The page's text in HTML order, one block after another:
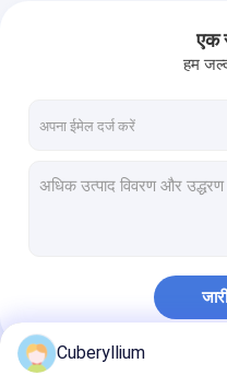
हमारे बारे में
कारखाना भ्रमण
एक उद्धरण का अनुरोध करें
एक
हम
Cuberyllium